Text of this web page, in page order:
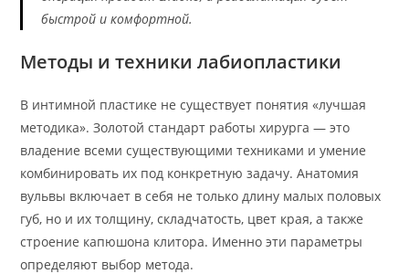
быстрой и комфортной.
Методы и техники лабиопластики
В интимной пластике не существует понятия «лучшая
методика». Золотой стандарт работы хирурга — это
владение всеми существующими техниками и умение
комбинировать их под конкретную задачу. Анатомия
вульвы включает в себя не только длину малых половых
губ, но и их толщину, складчатость, цвет края, а также
строение капюшона клитора. Именно эти параметры
определяют выбор метода.